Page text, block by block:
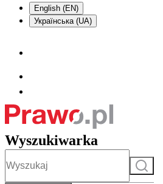
English (EN)
Українська (UA)
Wyszukiwarka
Szukaj